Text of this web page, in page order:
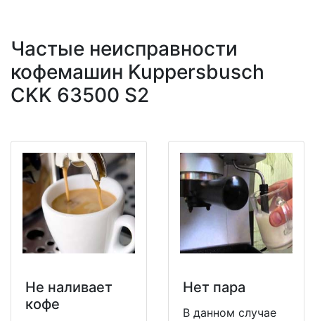
Частые неисправности
кофемашин Kuppersbusch
CKK 63500 S2
Не наливает
кофе
Нет пара
В данном случае